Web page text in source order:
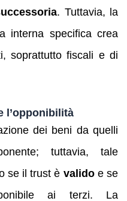
. Tuttavia, la
interna specifica crea
soprattutto fiscali e di
l’opponibilità
dei beni da quelli
tuttavia, tale
se il trust è validoe se
ai terzi. La